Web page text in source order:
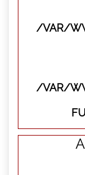
/VAR/
/VAR/